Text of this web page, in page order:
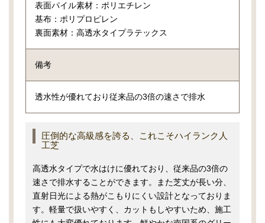
表面パイル素材：ポリエチレン
基布：ポリプロピレン
裏面素材：高透水タイプラテックス
備考
透水性が優れており従来品の3倍の速さで排水
圧倒的な高級感を誇る、これこそハイランク人
工芝
高透水タイプで水はけに優れており、従来品の3倍の
速さで排水することができます。また芝丈が長い分、
直射日光による熱がこもりにくい設計となっておりま
す。軽量で扱いやすく、カットもしやすいため、施工